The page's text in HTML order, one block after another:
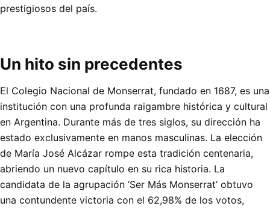
prestigiosos del país.
Un hito sin precedentes
El Colegio Nacional de Monserrat, fundado en 1687, es una
institución con una profunda raigambre histórica y cultural
en Argentina. Durante más de tres siglos, su dirección ha
estado exclusivamente en manos masculinas. La elección
de María José Alcázar rompe esta tradición centenaria,
abriendo un nuevo capítulo en su rica historia. La
candidata de la agrupación ‘Ser Más Monserrat’ obtuvo
una contundente victoria con el 62,98% de los votos,